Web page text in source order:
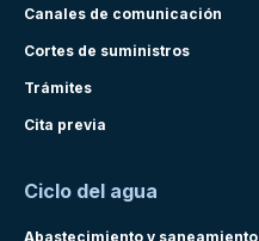
Canales de comunicación
Cortes de suministros
Trámites
Cita previa
Ciclo del agua
Abastecimiento y saneamiento